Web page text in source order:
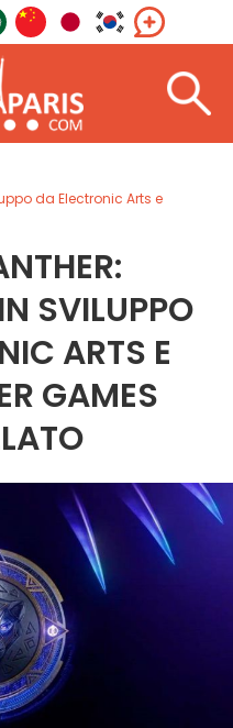
da Electronic Arts e
SVILUPPO
ARTS E
GAMES